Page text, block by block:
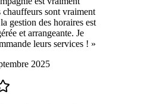
chauffeurs sont vraiment
gestion des horaires est
et arrangeante. Je
leurs services ! »
2025